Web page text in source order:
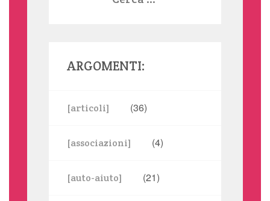
ARGOMENTI:
[articoli] (36)
[associazioni] (4)
[auto-aiuto] (21)